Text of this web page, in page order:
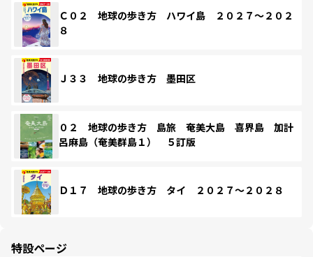
Ｃ０２ 地球の歩き方 ハワイ島 ２０２７～２０２
８
Ｊ３３ 地球の歩き方 墨田区
０２ 地球の歩き方 島旅 奄美大島 喜界島 加計
呂麻島（奄美群島１） ５訂版
Ｄ１７ 地球の歩き方 タイ ２０２７～２０２８
特設ページ